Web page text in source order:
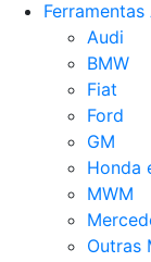
Audi
BMW
Fiat
Ford
GM
Honda
MWM
Outras